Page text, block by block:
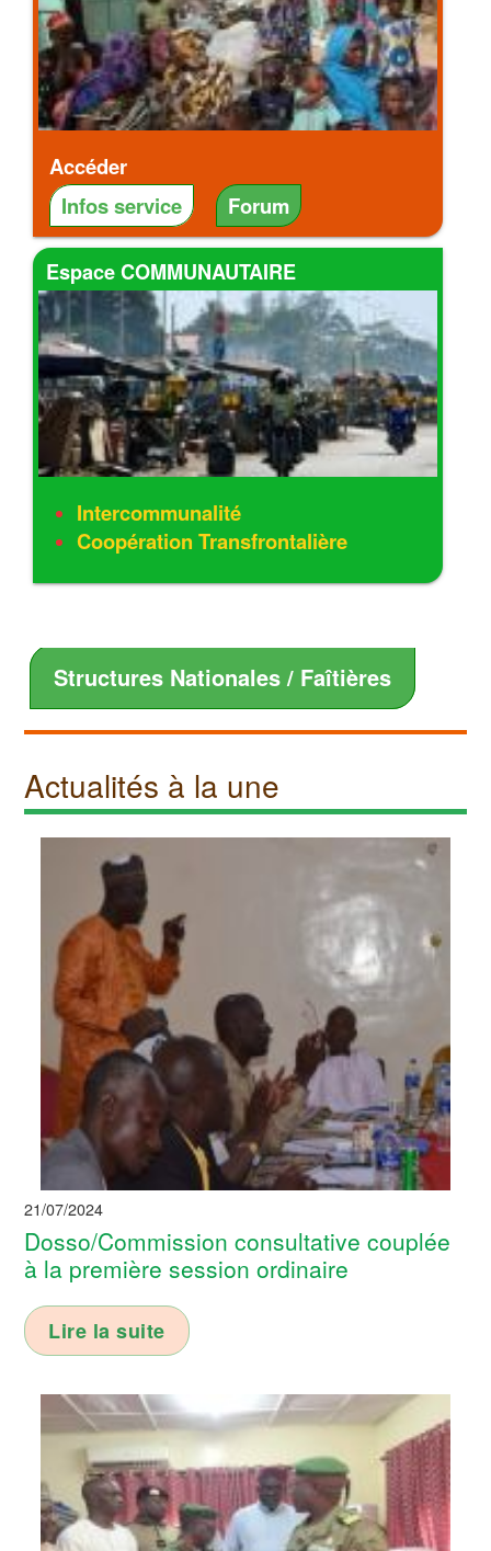
Accéder
Infos service
Forum
Espace COMMUNAUTAIRE
Intercommunalité
Coopération Transfrontalière
Structures Nationales / Faîtières
Actualités à la une
21/07/2024
Dosso/Commission consultative couplée
à la première session ordinaire
Lire la suite